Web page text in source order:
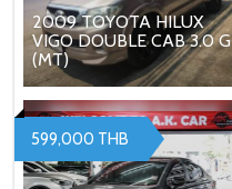
2009 TOYOTA HILUX
VIGO DOUBLE CAB 3.0 G
(MT)
599,000 THB